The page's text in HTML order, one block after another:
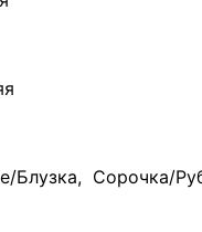
Блузка, Сорочка/